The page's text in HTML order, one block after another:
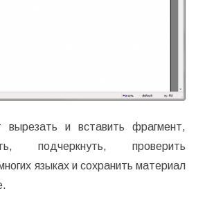
и вставить фрагмент,
подчеркнуть, проверить
языках и сохранить материал